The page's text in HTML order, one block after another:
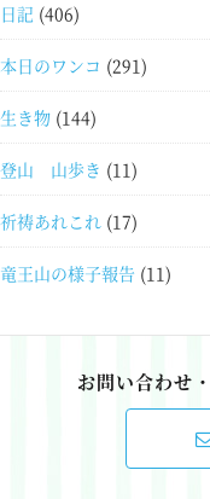
日記 (406)
本日のワンコ (291)
生き物 (144)
登山 山歩き (11)
祈祷あれこれ (17)
竜王山の様子報告 (11)
お問い合わせ